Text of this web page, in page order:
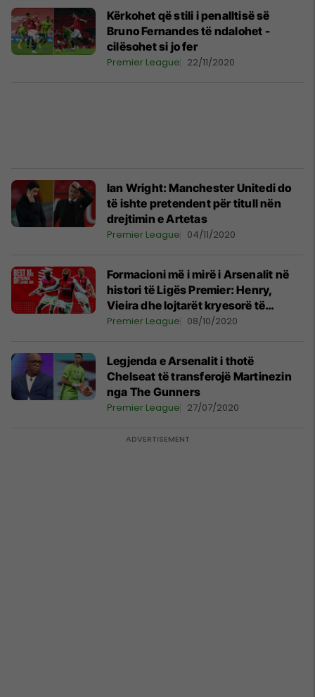
Kërkohet që stili i penalltisë së
Bruno Fernandes të ndalohet -
cilësohet si jo fer
Premier League 22/11/2020
Ian Wright: Manchester Unitedi do
të ishte pretendent për titull nën
drejtimin e Artetas
Premier League 04/11/2020
Formacioni më i mirë i Arsenalit në
histori të Ligës Premier: Henry,
Vieira dhe lojtarët kryesorë të
epokës moderne
Premier League 08/10/2020
Legjenda e Arsenalit i thotë
Chelseat të transferojë Martinezin
nga The Gunners
Premier League 27/07/2020